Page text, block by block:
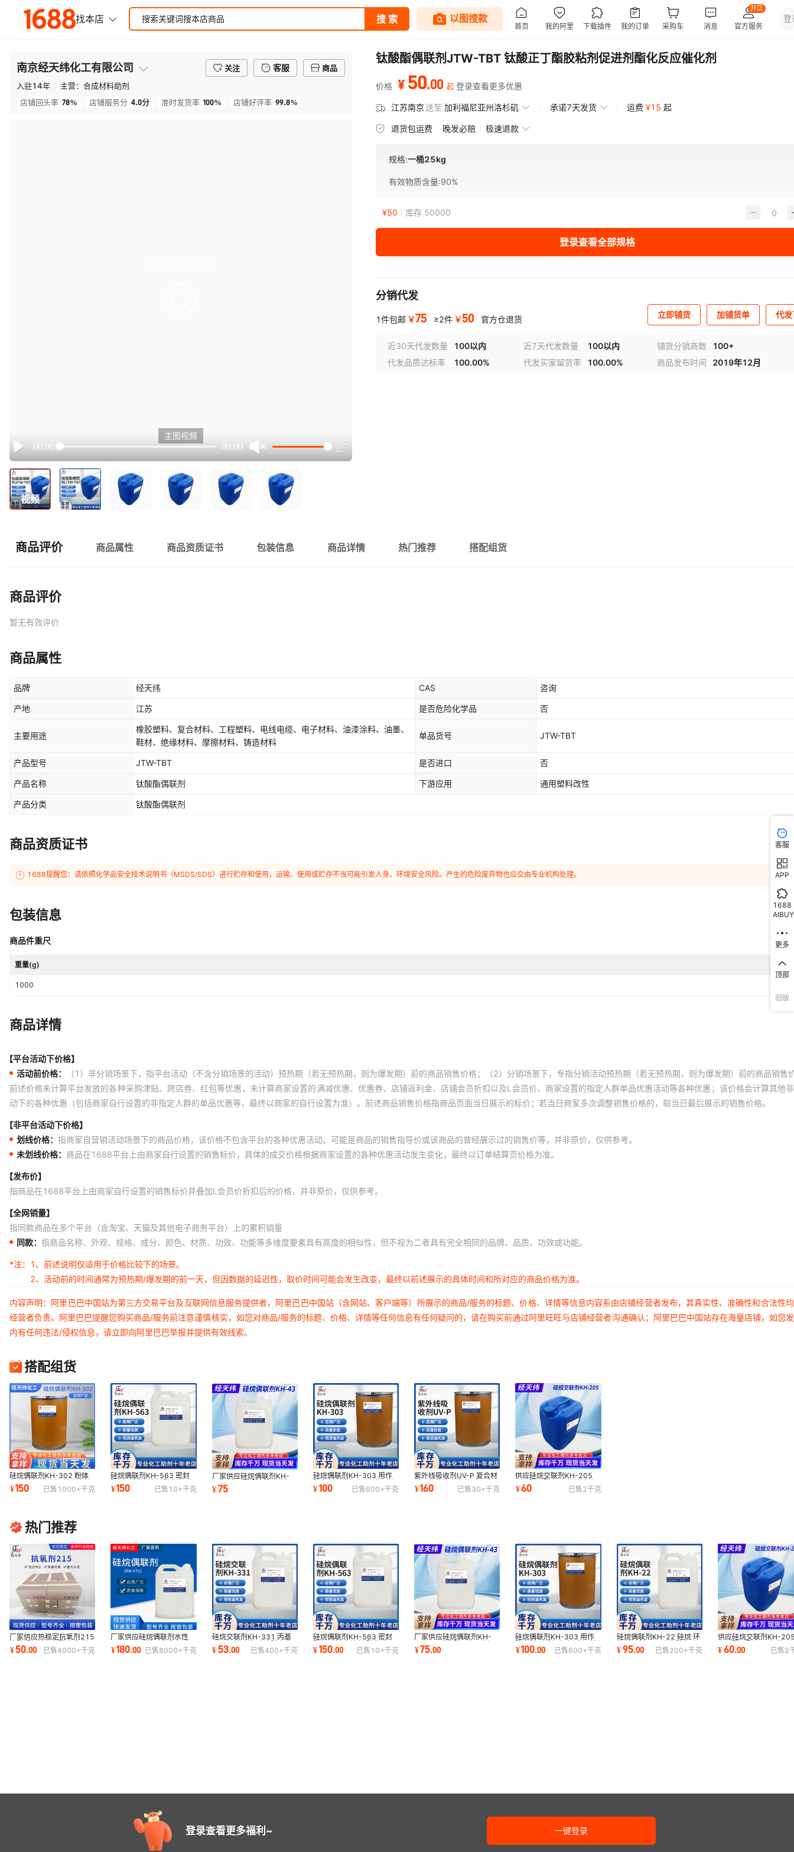
南京经天纬化工有限公司 关注 客服
商品
入驻14年 主营： 合成材料助剂
店铺回头率 78% 店铺服务分 4.0分 准时发货率 100% 店铺好评率 99.8%
Play
00:00 00:00
主图视频
视频
钛酸酯偶联剂JTW-TBT 钛酸正丁酯胶粘剂促进剂酯化反应催化剂
价格 ¥ 50.00 起 登录查看更多优惠
江苏南京送至 加利福尼亚州洛杉矶 承诺7天发货 运费 ¥15 起
退货包运费 晚发必赔 极速退款
规格:一桶25kg
有效物质含量:90%
¥50 库存 50000
登录查看全部规格
分销代发
1件包邮 ￥75 ≥2件 ￥50 官方仓退货 立即铺货 加铺货单 代
近30天代发数量 100以内 近7天代发数量 100以内 铺货分销商数
100+
代发品质达标率
100.00% 代发买家留货率 100.00% 商品发布时间 2019年12月
商品评价 商品属性 商品资质证书 包装信息 商品详情 热门推荐 搭配组货
商品评价
暂无有效评价
商品属性
品牌 经天纬 CAS 咨询
产地 江苏 是否危险化学品 否
主要用途
橡胶塑料、复合材料、工程塑料、电线电缆、电子材料、油漆涂料、油墨、
鞋材、绝缘材料、摩擦材料、铸造材料
单品货号 JTW-TBT
产品型号 JTW-TBT 是否进口 否
产品名称 钛酸酯偶联剂 下游应用 通用塑料改性
产品分类 钛酸酯偶联剂
商品资质证书
1688提醒您：请依照化学品安全技术说明书（MSDS/SDS）进行贮存和使用，运输、使用或贮存不当可能引发人身、环境安全风险。产生的危险废弃物也应交由专业机构处理。
包装信息
商品件重尺
重量(g)
1000
商品详情
【平台活动下价格】
活动前价格：
（1）非分销场景下，指平台活动（不含分销场景的活动）预热期（若无预热期，则为爆发期）前的商品销售价格；（2）分销场景下，专指分销活动预热期（若无预热期，则为爆发期）前的商品销售
前述价格未计算平台发放的各种采购津贴、跨店券、红包等优惠，未计算商家设置的满减优惠、优惠券、店铺返利金、店铺会员折扣以及L会员价、商家设置的指定人群单品优惠活动等各种优惠；该价格会计算其他
动下的各种优惠（包括商家自行设置的非指定人群的单品优惠等，最终以商家的自行设置为准）。前述商品销售价格指商品页面当日展示的标价；若当日商家多次调整销售价格的，取当日最后展示的销售价格。
【非平台活动下价格】
划线价格： 指商家自营销活动场景下的商品价格，该价格不包含平台的各种优惠活动。可能是商品的销售指导价或该商品的曾经展示过的销售价等，并非原价，仅供参考。
未划线价格： 商品在1688平台上由商家自行设置的销售标价，具体的成交价格根据商家设置的各种优惠活动发生变化，最终以订单结算页价格为准。
【发布价】
指商品在1688平台上由商家自行设置的销售标价并叠加L会员价折扣后的价格，并非原价，仅供参考。
【全网销量】
指同款商品在多个平台（含淘宝、天猫及其他电子商务平台）上的累积销量
同款： 指商品名称、外观、规格、成分、颜色、材质、功效、功能等多维度要素具有高度的相似性，但不视为二者具有完全相同的品牌、品质、功效或功能。
*注：
1、前述说明仅适用于价格比较下的场景。
2、活动前的时间通常为预热期/爆发期的前一天，但因数据的延迟性，取价时间可能会发生改变，最终以前述展示的具体时间和所对应的商品价格为准。
内容声明：阿里巴巴中国站为第三方交易平台及互联网信息服务提供者，阿里巴巴中国站（含网站、客户端等）所展示的商品/服务的标题、价格、详情等信息内容系由店铺经营者发布，其真实性、准确性和合法性
经营者负责。阿里巴巴提醒您购买商品/服务前注意谨慎核实，如您对商品/服务的标题、价格、详情等任何信息有任何疑问的，请在购买前通过阿里旺旺与店铺经营者沟通确认；阿里巴巴中国站存在海量店铺，如您
内有任何违法/侵权信息，请立即向阿里巴巴举报并提供有效线索。
搭配组货
硅烷偶联剂KH-302 粉体
偶联剂 干粉硅烷 粉末涂料
偶联剂
¥150 已售 1000+千克
硅烷偶联剂KH-563 密封
胶偶联剂 底涂剂 矿物处理
剂
¥150 已售 10+千克
厂家供应硅烷偶联剂KH-
43 RTV硅橡胶用偶联剂 环
氧增强剂
¥75
硅烷偶联剂KH-303 用作
防水剂 砂浆添加剂 水泥粉
末涂料
¥100 已售600+千克
紫外线吸收剂UV-P 复合材
料用紫外线吸收剂 食品包
装材料抗紫外线
¥160 已售30+千克
供应硅烷交联剂KH-205
正硅酸丙酯 四丙氧基硅烷
有机硅
¥60 已售2千克
热门推荐
厂家供应热稳定抗氧剂215
橡胶塑料抗氧剂防老化 粉
末涂料用抗氧剂
¥50.00 已售4000+千克
厂家供应硅烷偶联剂水性
KH-571 硅烷不饱和偶联
剂 人造石用偶联剂
¥180.00 已售8000+千克
硅烷交联剂KH-331 丙基
三甲氧基硅烷 硅溶胶交联
剂
¥53.00 已售400+千克
硅烷偶联剂KH-563 密封
胶偶联剂 底涂剂 矿物处理
剂
¥150.00 已售 10+千克
厂家供应硅烷偶联剂KH-
43 RTV硅橡胶用偶联剂 环
氧增强剂
¥75.00
硅烷偶联剂KH-303 用作
防水剂 砂浆添加剂 水泥粉
末涂料
¥100.00 已售600+千克
硅烷偶联剂KH-22 硅烷 环
氧增强剂 RTV硅橡胶交联
剂
¥95.00 已售200+千克
供应硅烷交联剂KH-
正硅酸丙酯 四丙氧基硅
有机硅
¥60.00 已售2
登录查看更多福利~ 一键登录
客服
APP
1688
AIBUY
更多
顶部
旧版